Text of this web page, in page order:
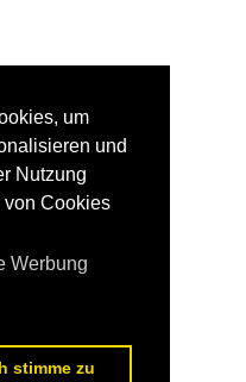
um
und
Nutzung
von Cookies
Werbung
stimme zu